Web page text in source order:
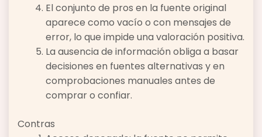
El conjunto de pros en la fuente original
aparece como vacío o con mensajes de
error, lo que impide una valoración positiva.
La ausencia de información obliga a basar
decisiones en fuentes alternativas y en
comprobaciones manuales antes de
comprar o confiar.
Contras